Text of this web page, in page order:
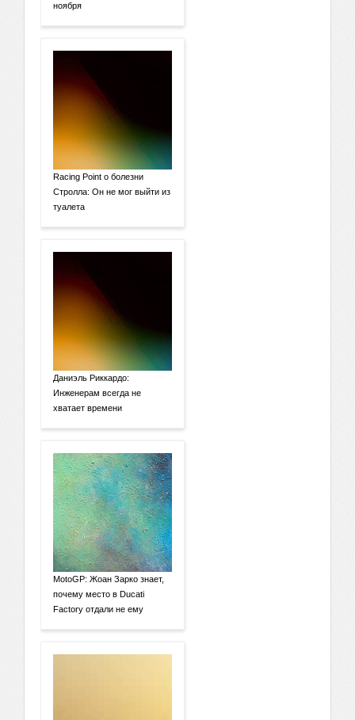
ноября
Racing Point о болезни
Стролла: Он не мог выйти из
туалета
Даниэль Риккардо:
Инженерам всегда не
хватает времени
MotoGP: Жоан Зарко знает,
почему место в Ducati
Factory отдали не ему